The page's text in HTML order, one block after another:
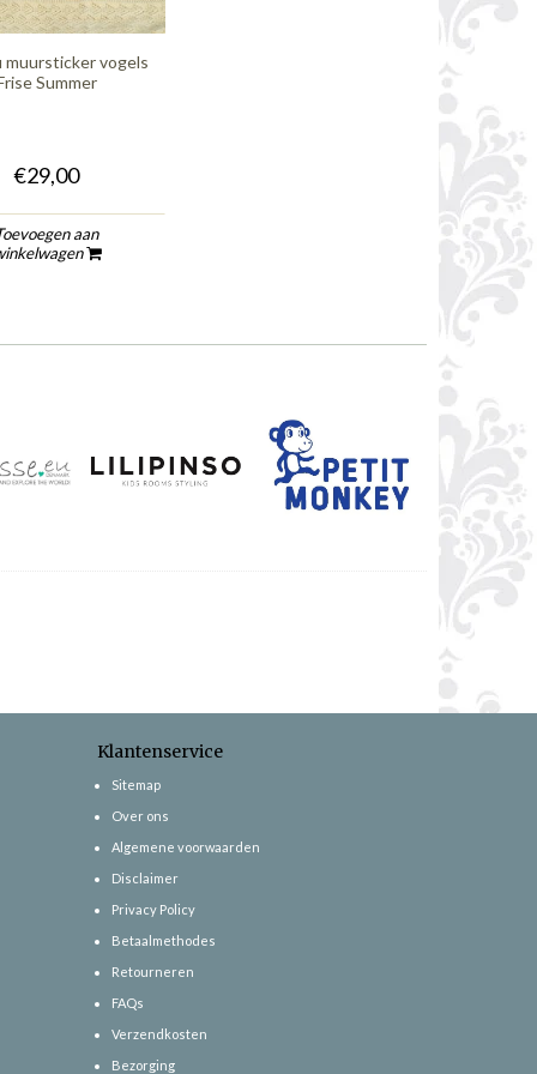
muursticker vogels
Summer
€29,00
aan
Klantenservice
Sitemap
Over ons
Algemene voorwaarden
Disclaimer
Privacy Policy
Betaalmethodes
Retourneren
FAQs
Verzendkosten
Bezorging